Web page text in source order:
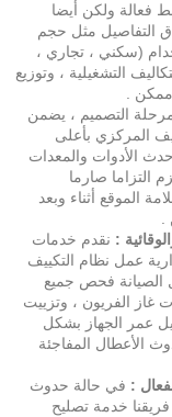
ولكن أيضا
التفاصيل مثل حجم
(سكني ، تجاري ،
التشغيلية ، وتوزيع
ممكن .
التصميم ، يضمن
المركزي بأعلى
الأدوات والمعدات
التزاما صارما
الموقع أثناء وبعد
.
: نقدم خدمات
عمل نظام التكييف
فحص جميع
غاز الفريون ، وتزييت
عمر الجهاز بشكل
الأعطال المفاجئة
: في حالة حدوث
خدمة تصليح